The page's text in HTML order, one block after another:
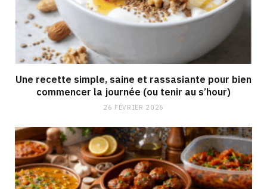
Une recette simple, saine et rassasiante pour bien
commencer la journée (ou tenir au s’hour)
26 FÉVRIER 2026